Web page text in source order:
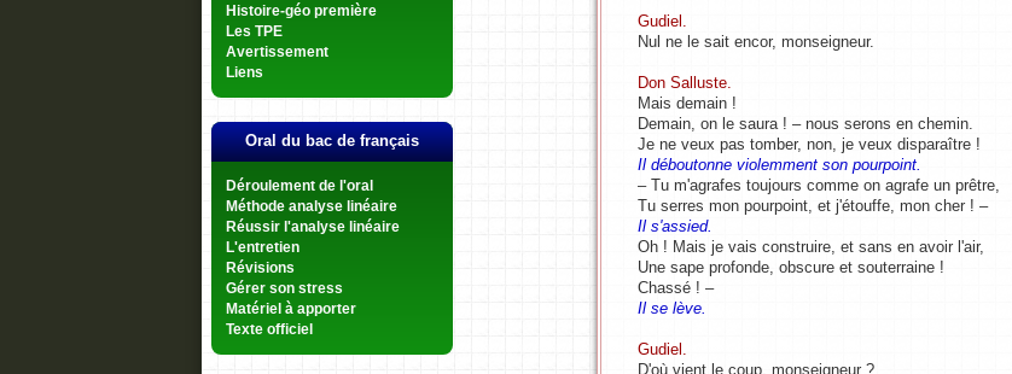
Histoire-géo première
Les TPE
Avertissement
Liens
Oral du bac de français
Déroulement de l'oral
Méthode analyse linéaire
Réussir l'analyse linéaire
L'entretien
Révisions
Gérer son stress
Matériel à apporter
Texte officiel
Gudiel.
Nul ne le sait encor, monseigneur.
Don Salluste.
Mais demain !
Demain, on le saura ! – nous serons en chemin.
Je ne veux pas tomber, non, je veux disparaître !
Il déboutonne violemment son pourpoint.
– Tu m'agrafes toujours comme on agrafe un prêtre,
Tu serres mon pourpoint, et j'étouffe, mon cher ! –
Il s'assied.
Oh ! Mais je vais construire, et sans en avoir l'air,
Une sape profonde, obscure et souterraine !
Chassé ! –
Il se lève.
Gudiel.
D'où vient le coup, monseigneur ?